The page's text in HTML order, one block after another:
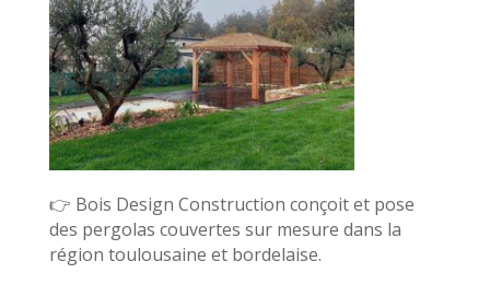
👉 Bois Design Construction conçoit et pose
des pergolas couvertes sur mesure dans la
région toulousaine et bordelaise.